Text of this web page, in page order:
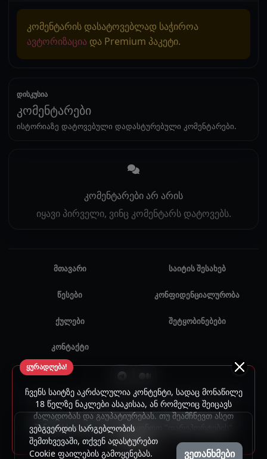
კომენტარის დასატოვებლად საჭიროა
ავტორიზაცია და Premium პაკეტი.
დისკუსია
კომენტარები
ისტორიაზე დატოვებული დადასტურებული კომენტარები.
კომენტარები არ არის
იყავი პირველი, ვინც კომენტარს დატოვებს.
ყურადღება!
ჩვენს საიტზე აკრძალულია კონტენტი, სადაც მონაწილე
18 წელზე ნაკლები ასაკისაა, ან რომელიც შეიცავს
ძალადობას და გაუპატიურებას. თუ შეამჩნევთ ასეთ
შინაარსს, გთხოვთ, გამოიყენოთ "დარეპორტების"
ფუნქცია.
მთავარი საიტის შესახებ
წესები კონფიდენციალურობა
ქულები შეტყობინებები
კონტაქტი
© 2024 - 2026 ყველა უფლება დაცულია. უნებართვო
გამოყენება აკრძალულია.
ვებგვერდის სარგებლობის
შემთხვევაში, თქვენ ადასტურებთ
Cookie ფაილების გამოყენებას.
ვეთანხმები